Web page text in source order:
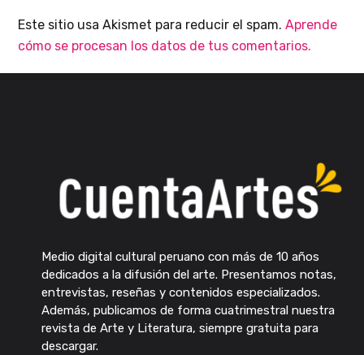
Este sitio usa Akismet para reducir el spam.Aprende
cómo se procesan los datos de tus comentarios.
Medio digital cultural peruano con más de 10 años
dedicados a la difusión del arte. Presentamos notas,
entrevistas, reseñas y contenidos especializados.
Además, publicamos de forma cuatrimestral nuestra
revista de Arte y Literatura, siempre gratuita para
descargar.